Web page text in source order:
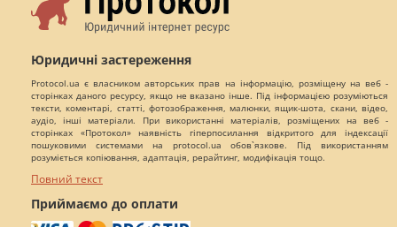
Юридичні застереження
Protocol.ua є власником авторських прав на інформацію, розміщену на веб -
сторінках даного ресурсу, якщо не вказано інше. Під інформацією розуміються
тексти, коментарі, статті, фотозображення, малюнки, ящик-шота, скани, відео,
аудіо, інші матеріали. При використанні матеріалів, розміщених на веб -
сторінках «Протокол» наявність гіперпосилання відкритого для індексації
пошуковими системами на protocol.ua обов`язкове. Під використанням
розуміється копіювання, адаптація, рерайтинг, модифікація тощо.
Повний текст
Приймаємо до оплати